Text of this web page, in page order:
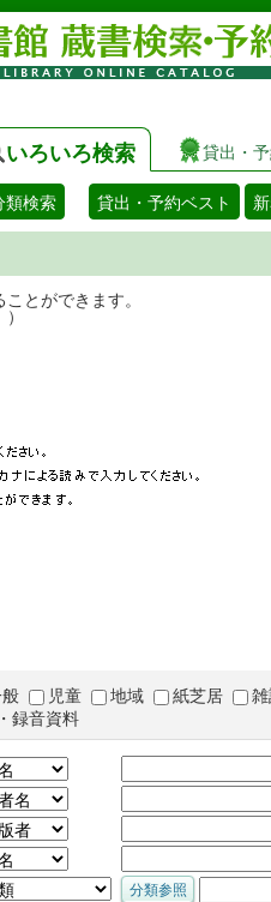
いろいろ検索 貸出・
類検索 貸出・予約ベスト
検索することがで
児童 地域 紙芝居
録音資料